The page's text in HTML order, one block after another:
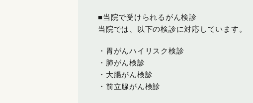
■当院で受けられるがん検診
当院では、以下の検診に対応しています。
・胃がんハイリスク検診
・肺がん検診
・大腸がん検診
・前立腺がん検診